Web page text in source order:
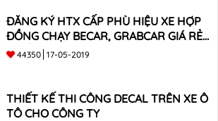
ĐĂNG KÝ HTX CẤP PHÙ HIỆU XE HỢP
ĐỒNG CHẠY BECAR, GRABCAR GIÁ RẺ
NHẤT
44350 17-05-2019
THIẾT KẾ THI CÔNG DECAL TRÊN XE Ô
TÔ CHO CÔNG TY